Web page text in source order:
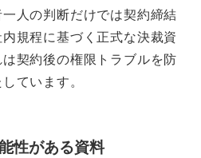
人の判断だけでは契約締結
規程に基づく正式な決裁資
契約後の権限トラブルを防
ています。
性がある資料